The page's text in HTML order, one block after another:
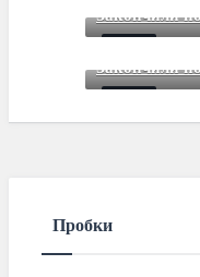
Закончили
Закончили
Пробки